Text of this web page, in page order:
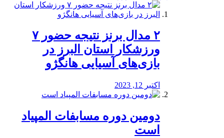
۲ مدال برنز نتیجه حضور ۷
ورزشکار استان البرز در
بازی‌های آسیایی هانگژو
اکتبر 12, 2023
دومین دوره مسابفات المپیاد
است